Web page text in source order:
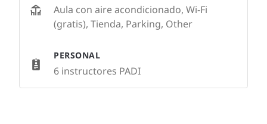
Aula con aire acondicionado, Wi-Fi
(gratis), Tienda, Parking, Other
PERSONAL
6 instructores PADI